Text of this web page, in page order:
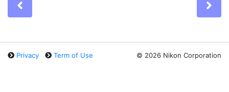
Privacy Term of Use © 2026 Nikon Corporation